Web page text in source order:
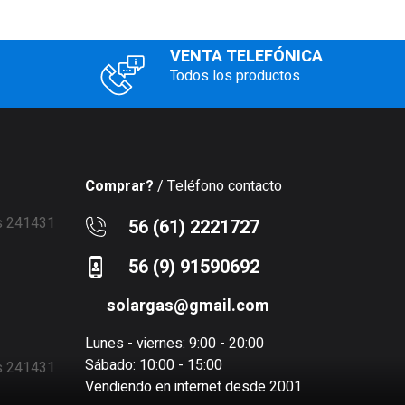
VENTA TELEFÓNICA
Todos los productos
Comprar? / Teléfono contacto
56 (61) 2221727
56 (9) 91590692
solargas@gmail.com
Lunes - viernes: 9:00 - 20:00
Sábado: 10:00 - 15:00
Vendiendo en internet desde 2001